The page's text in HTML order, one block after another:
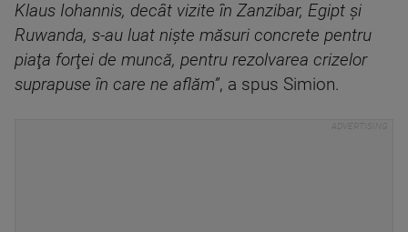
Klaus Iohannis, decât vizite în Zanzibar, Egipt şi
Ruwanda, s-au luat nişte măsuri concrete pentru
piaţa forţei de muncă, pentru rezolvarea crizelor
suprapuse în care ne aflăm”, a spus Simion.